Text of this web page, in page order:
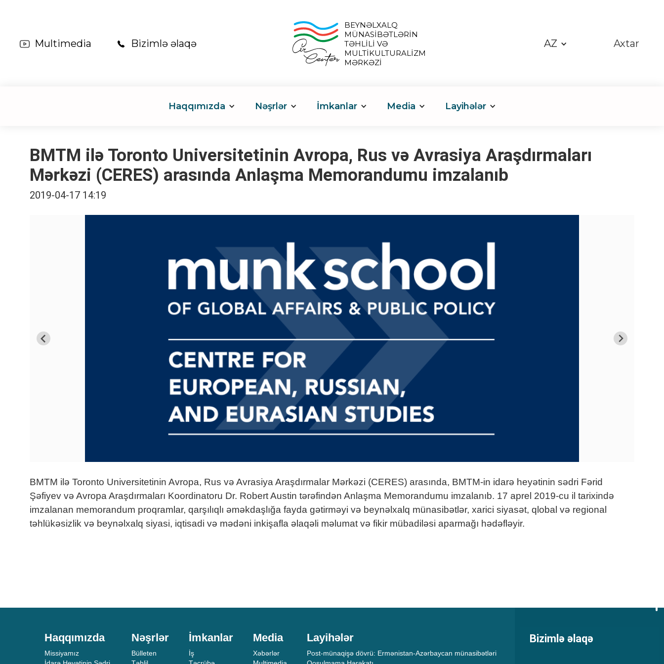
Multimedia Bizimlə əlaqə
BEYNƏLXALQ
MÜNASİBƏTLƏRİN
TƏHLİLİ VƏ
MULTİKULTURALİZM
MƏRKƏZİ
AZ Axtar
Haqqımızda Nəşrlər İmkanlar Media Layihələr
BMTM ilə Toronto Universitetinin Avropa, Rus və Avrasiya Araşdırmaları
Mərkəzi (CERES) arasında Anlaşma Memorandumu imzalanıb
2019-04-17 14:19
BMTM ilə Toronto Universitetinin Avropa, Rus və Avrasiya Araşdırmalar Mərkəzi (CERES) arasında, BMTM-in idarə heyətinin sədri Fərid
Şəfiyev və Avropa Araşdırmaları Koordinatoru Dr. Robert Austin tərəfindən Anlaşma Memorandumu imzalanıb. 17 aprel 2019-cu il tarixində
imzalanan memorandum proqramlar, qarşılıqlı əməkdaşlığa fayda gətirməyi və beynəlxalq münasibətlər, xarici siyasət, qlobal və regional
təhlükəsizlik və beynəlxalq siyasi, iqtisadi və mədəni inkişafla əlaqəli məlumat və fikir mübadiləsi aparmağı hədəfləyir.
Haqqımızda
Missiyamız
Nəşrlər
Bülleten
İmkanlar
İş
Media
Xəbərlər
Layihələr
Post-münaqişə dövrü: Ermənistan-Azərbaycan münasibətləri
Bizimlə əlaqə